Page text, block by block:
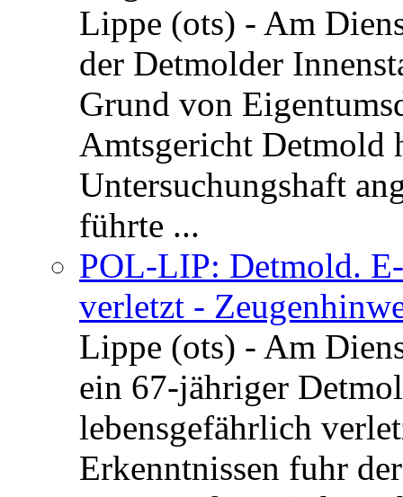
Lippe (ots) - Am
der Detmolder
Grund von
Amtsgericht Detmold
Untersuchungshaft
führte ...
POL-LIP: Detmold.
verletzt -
Lippe (ots) - Am
ein 67-jähriger
lebensgefährlich
Erkenntnissen fuhr